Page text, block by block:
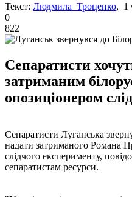
Текст: Людмила Троценко, 1
0
822
Сепаратисти
затриманим
опозиціонером
Сепаратисти Луганська
надати затриманого Романа
слідчого експерименту,
сепаратистам ресурси.